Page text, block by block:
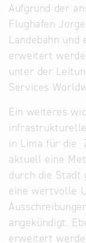
Aufgrund der
Flughafen
Landebahn und
erweitert
unter der
Services
Ein weiteres
in Lima für die
aktuell eine
durch die Stadt
eine wertvolle
angekündigt.
erweitert